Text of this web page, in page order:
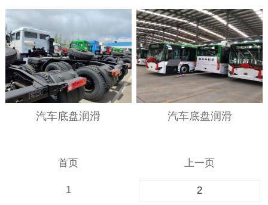
汽车底盘润滑 汽车底盘润滑
首页 上一页
1 2